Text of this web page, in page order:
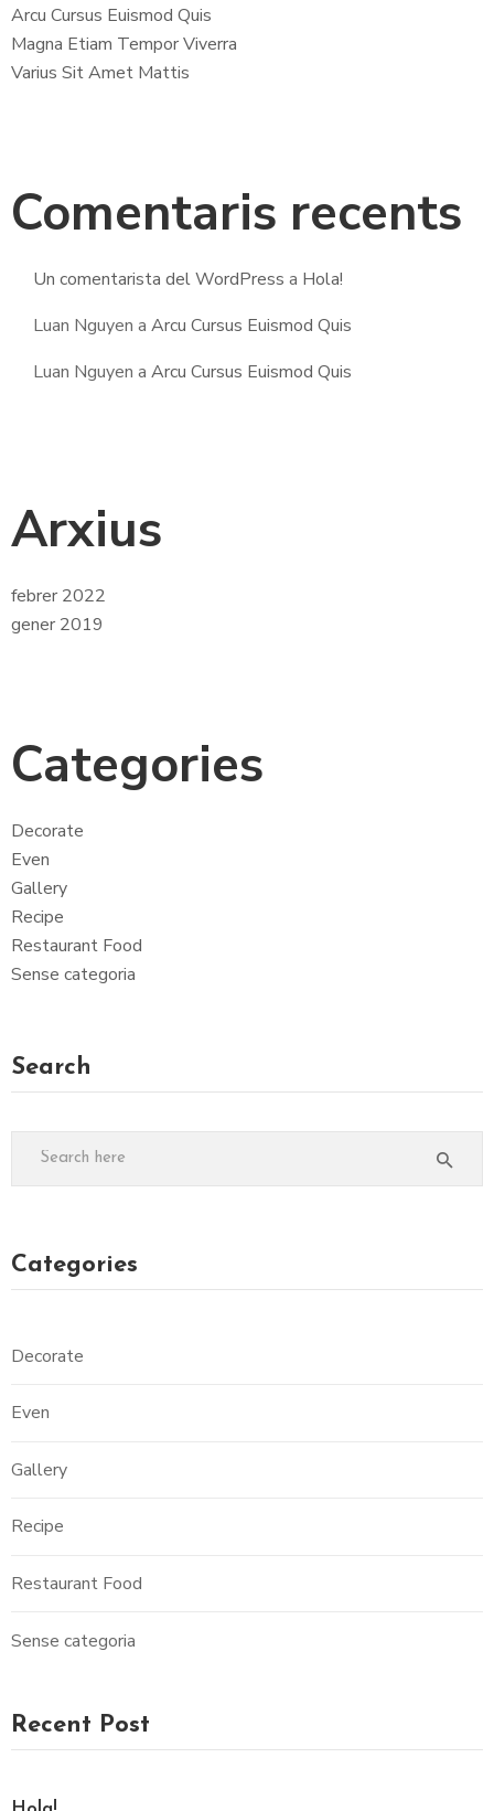
Arcu Cursus Euismod Quis
Magna Etiam Tempor Viverra
Varius Sit Amet Mattis
Comentaris recents
Un comentarista del WordPress a Hola!
Luan Nguyen a Arcu Cursus Euismod Quis
Luan Nguyen a Arcu Cursus Euismod Quis
Arxius
febrer 2022
gener 2019
Categories
Decorate
Even
Gallery
Recipe
Restaurant Food
Sense categoria
Search
Categories
Decorate
Even
Gallery
Recipe
Restaurant Food
Sense categoria
Recent Post